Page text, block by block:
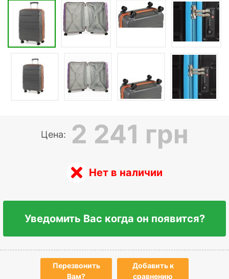
Цена: 2 241 грн
Нет в наличии
Уведомить Вас когда он появится?
Перезвонить
Вам?
Добавить к
сравнению